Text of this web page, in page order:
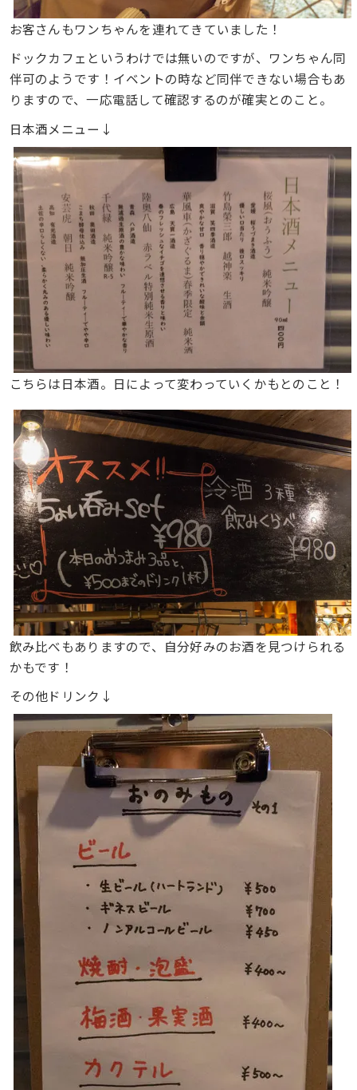
お客さんもワンちゃんを連れてきていました！
ドックカフェというわけでは無いのですが、ワンちゃん同
伴可のようです！イベントの時など同伴できない場合もあ
りますので、一応電話して確認するのが確実とのこと。
日本酒メニュー↓
こちらは日本酒。日によって変わっていくかもとのこと！
飲み比べもありますので、自分好みのお酒を見つけられる
かもです！
その他ドリンク↓